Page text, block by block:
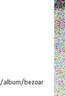
album/bezoar